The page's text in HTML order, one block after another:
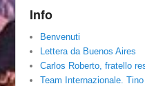
Info
Benvenuti
Lettera da Buenos Aires
Carlos Roberto, fratello
Team Internazionale.